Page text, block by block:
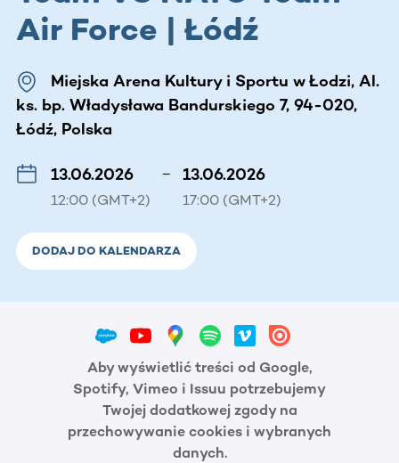
Air Force | Łódź
Miejska Arena Kultury i Sportu w Łodzi, Al.
ks. bp. Władysława Bandurskiego 7, 94-020,
Łódź, Polska
13.06.2026
12:00 (GMT+2)
– 13.06.2026
17:00 (GMT+2)
DODAJ DO KALENDARZA
Aby wyświetlić treści od Google,
Spotify, Vimeo i Issuu potrzebujemy
Twojej dodatkowej zgody na
przechowywanie cookies i wybranych
danych.